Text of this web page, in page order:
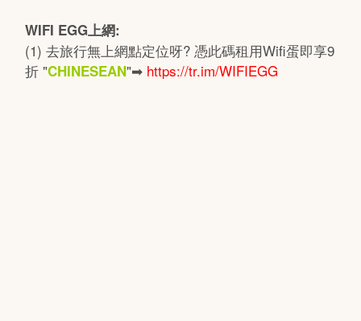
WIFI EGG上網:
(1) 去旅行無上網點定位呀? 憑此碼租用Wifi蛋即享9
折 "CHINESEAN"➡ https://tr.im/WIFIEGG